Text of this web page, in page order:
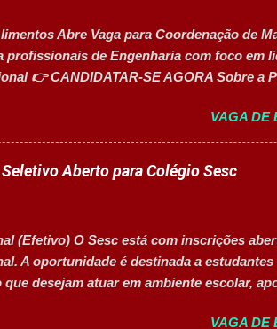
Estrutura e Horários das
Abre Vaga para Coordenação de
profissionais de Engenharia com foco em
👉 CANDIDATAR-SE AGORA Sobre a
em sua unidade fabril. A posição
dos equipamentos, a gestão
estratégica em projetos de melhoria
Responsabilidades Assegurar a
a disponibilidade e alta confiabilidade
gestão da ...
VAGA DE
Aberto para Colégio Sesc
(Efetivo) O Sesc está com inscrições
A oportunidade é destinada a
que desejam atuar em ambiente escolar,
de contratação: Efetivo (CLT) Modelo de
VAGA DE